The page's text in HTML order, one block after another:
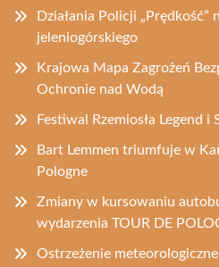
Działania Policji „Prędkość”
jeleniogórskiego
Krajowa Mapa Zagrożeń
Ochronie nad Wodą
Festiwal Rzemiosła Legend
Bart Lemmen triumfuje w
Pologne
Zmiany w kursowaniu
wydarzenia TOUR DE
Ostrzeżenie